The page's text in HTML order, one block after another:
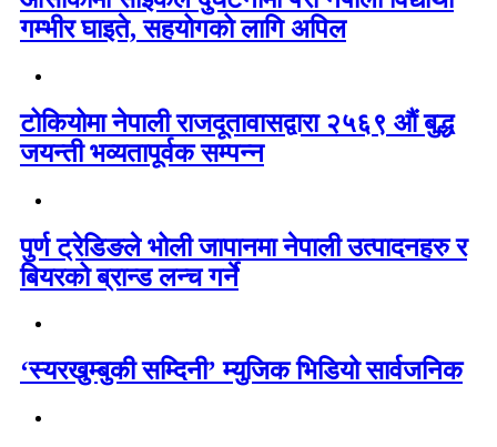
गम्भीर घाइते, सहयोगको लागि अपिल
टोकियोमा नेपाली राजदूतावासद्वारा २५६९ औं बुद्ध
जयन्ती भव्यतापूर्वक सम्पन्न
पुर्ण ट्रेडिङले भोली जापानमा नेपाली उत्पादनहरु र
बियरको ब्रान्ड लन्च गर्ने
‘स्यरखुम्बुकी सम्दिनी’ म्युजिक भिडियो सार्वजनिक